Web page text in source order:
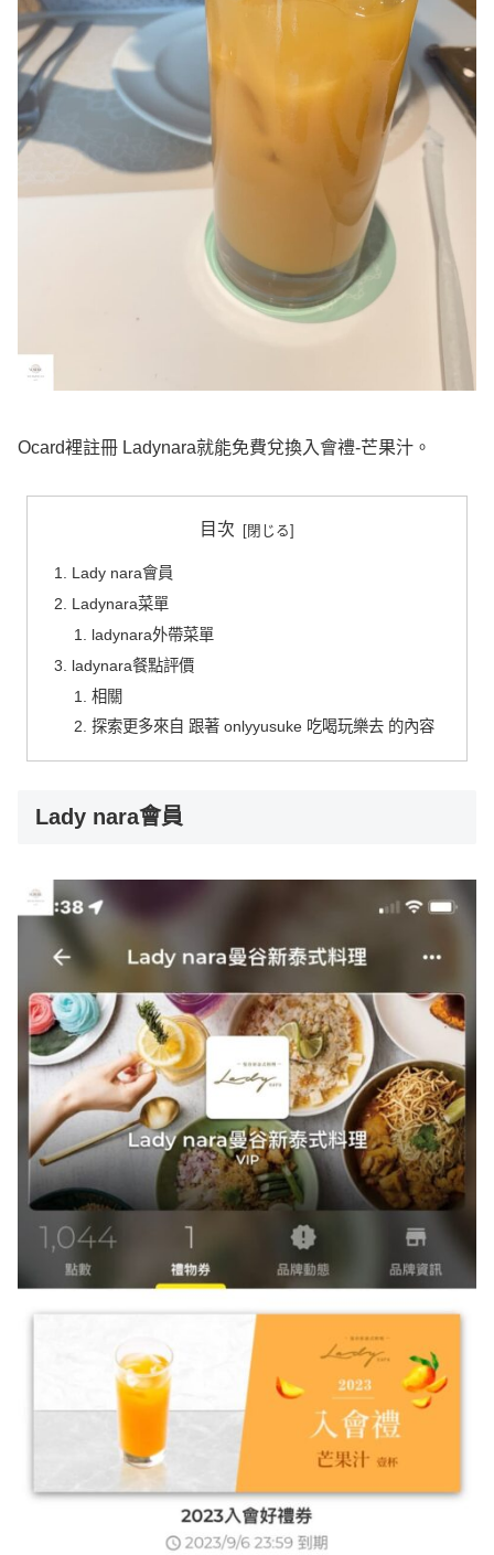
Ocard裡註冊 Ladynara就能免費兌換入會禮-芒果汁。
目次
Lady nara會員
Ladynara菜單
ladynara外帶菜單
ladynara餐點評價
相關
探索更多來自 跟著 onlyyusuke 吃喝玩樂去 的內容
Lady nara會員